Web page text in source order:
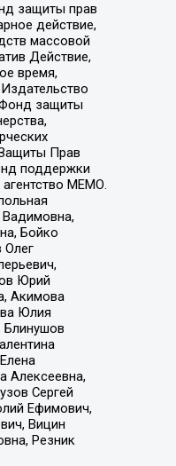
защиты прав
действие,
массовой
Действие,
время,
Фонд защиты
Прав
поддержки
МЕМО.
Бойко
Олег
Юрий
Акимова
Юлия
Блинушов
Алексеевна,
Сергей
Ефимович,
Вицин
Резник